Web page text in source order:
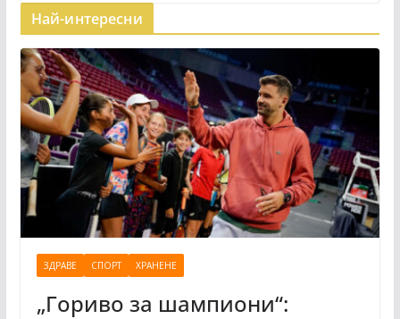
Най-интересни
ЗДРАВЕ СПОРТ ХРАНЕНЕ
„Гориво за шампиони“: